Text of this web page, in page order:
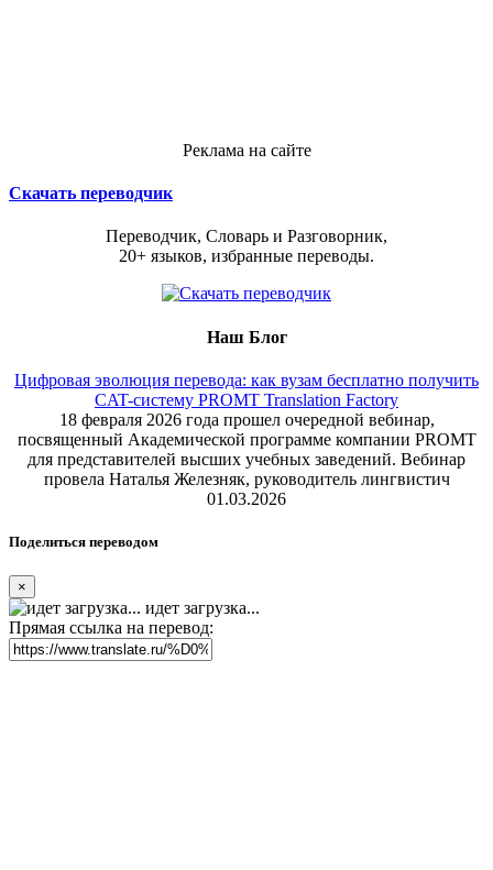
Реклама на сайте
Скачать переводчик
Переводчик, Словарь и Разговорник,
20+ языков, избранные переводы.
Наш Блог
Цифровая эволюция перевода: как вузам бесплатно получить
CAT-систему PROMT Translation Factory
18 февраля 2026 года прошел очередной вебинар,
посвященный Академической программе компании PROMT
для представителей высших учебных заведений. Вебинар
провела Наталья Железняк, руководитель лингвистич
01.03.2026
Поделиться переводом
×
идет загрузка...
Прямая ссылка на перевод: